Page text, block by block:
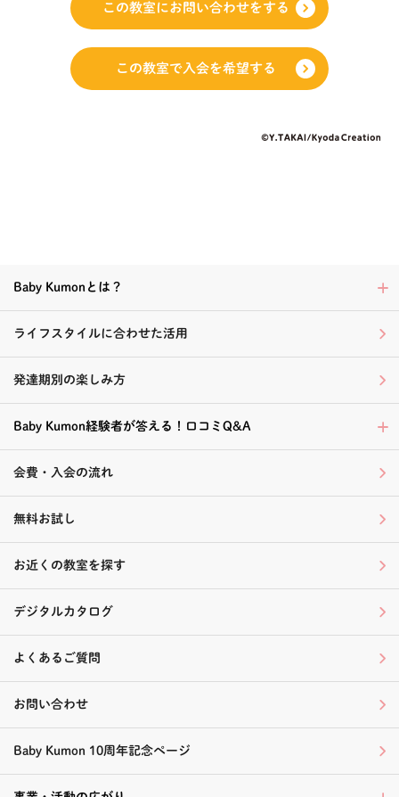
この教室にお問い合わせをする
この教室で入会を希望する
Baby Kumonとは？
ライフスタイルに合わせた活用
発達期別の楽しみ方
Baby Kumon経験者が答える！口コミQ&A
会費・入会の流れ
無料お試し
お近くの教室を探す
デジタルカタログ
よくあるご質問
お問い合わせ
Baby Kumon 10周年記念ページ